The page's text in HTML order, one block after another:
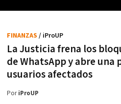
La Justicia frena los
de WhatsApp y abre una
usuarios afectados
FINANZAS / iProUP
PoriProUP